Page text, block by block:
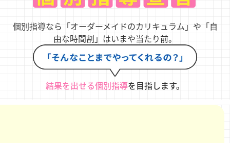
個別指導なら「オーダーメイドのカリキュラム」や「自
由な時間割」はいまや当たり前。
結果を出せる個別指導を目指します。